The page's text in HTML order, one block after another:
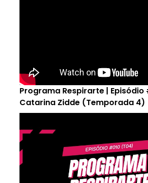
Programa Respirarte | Episódio
Catarina Zidde (Temporada 4)